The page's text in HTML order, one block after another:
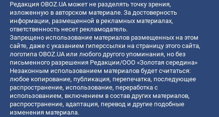
Редакция OBOZ.UA может не разделять точку зрения,
изложенную в авторском материале. За достоверность
информации, размещенной в рекламных материалах,
ответственность несет рекламодатель.
Запрещено использование материалов размещенных на этом
сайте, даже с указанием гиперссылки на страницу этого сайта,
логотипа OBOZ.UA или любого другого упоминания, но без
письменного разрешения Редакции/ООО «Золотая середина»
Незаконным использованием материалов будет считаться:
любое копирование, публикация, перепечатка, последующее
распространение, использование, переработка с
использованием, включением в состав других материалов,
распространение, адаптация, перевод и другие подобные
изменения материала.